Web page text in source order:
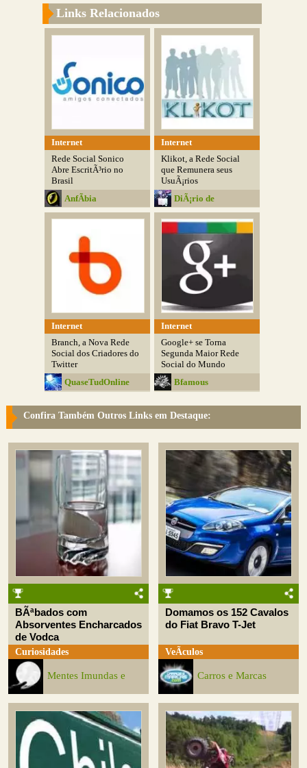
Links Relacionados
Internet
Rede Social Sonico
Abre EscritÃ³rio no
Brasil
AnfÃ­bia
Internet
Klikot, a Rede Social
que Remunera seus
UsuÃ¡rios
DiÃ¡rio de
Tecnologia
Internet
Branch, a Nova Rede
Social dos Criadores do
Twitter
QuaseTudOnline
Internet
Google+ se Torna
Segunda Maior Rede
Social do Mundo
Bfamous
Confira Também Outros Links em Destaque:
BÃªbados com
Absorventes Encharcados
de Vodca
Curiosidades
Mentes Imundas e
Domamos os 152 Cavalos
do Fiat Bravo T-Jet
VeÃ­culos
Carros e Marcas